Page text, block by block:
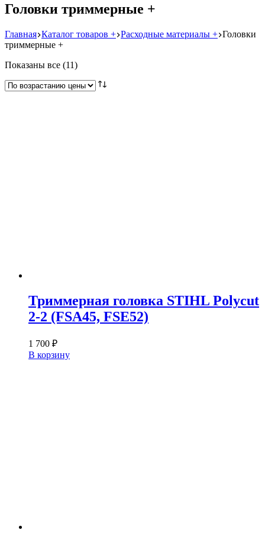
Головки триммерные +
Главная Каталог товаров + Расходные материалы + Головки
триммерные +
Показаны все (11)Цены:
возрастанию
Триммерная головка STIHL Polycut
2-2 (FSA45, FSE52)
1 700 ₽
В корзину